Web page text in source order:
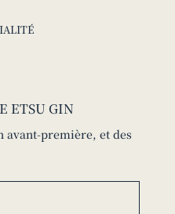
ETSU GIN
avant-première, et des